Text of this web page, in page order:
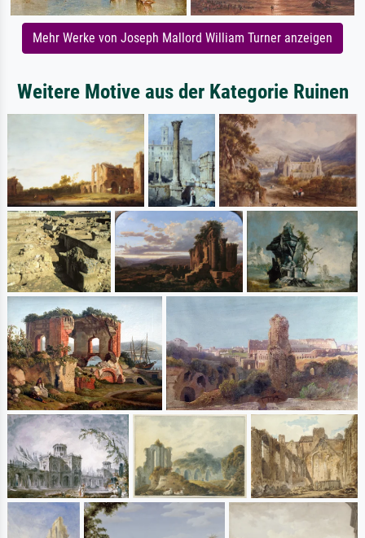
Mehr Werke von Joseph Mallord William Turner anzeigen
Weitere Motive aus der Kategorie Ruinen